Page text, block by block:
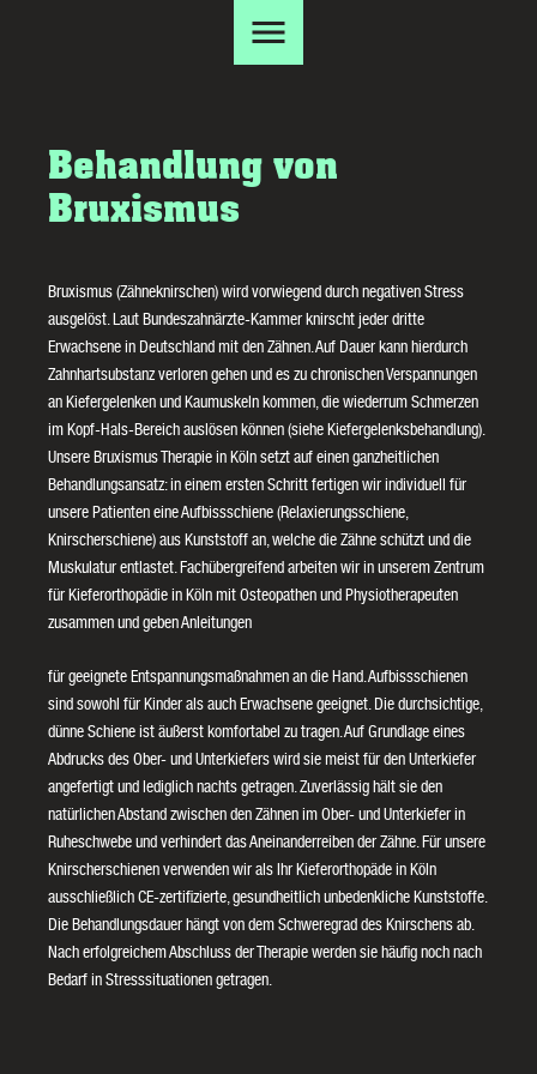
Behandlung von
Bruxismus
Bruxismus (Zähneknirschen) wird vorwiegend durch negativen Stress
ausgelöst. Laut Bundeszahnärzte-Kammer knirscht jeder dritte
Erwachsene in Deutschland mit den Zähnen. Auf Dauer kann hierdurch
Zahnhartsubstanz verloren gehen und es zu chronischen Verspannungen
an Kiefergelenken und Kaumuskeln kommen, die wiederrum Schmerzen
im Kopf-Hals-Bereich auslösen können (sieheKiefergelenksbehandlung).
Unsere Bruxismus Therapie in Köln setzt auf einen ganzheitlichen
Behandlungsansatz: in einem ersten Schritt fertigen wir individuell für
unsere Patienten eine Aufbissschiene (Relaxierungsschiene,
Knirscherschiene) aus Kunststoff an, welche die Zähne schützt und die
Muskulatur entlastet. Fachübergreifend arbeiten wir in unserem Zentrum
für Kieferorthopädie in Köln mit Osteopathen und Physiotherapeuten
zusammen und geben Anleitungen
für geeignete Entspannungsmaßnahmen an die Hand. Aufbissschienen
sind sowohl für Kinder als auch Erwachsene geeignet. Die durchsichtige,
dünne Schiene ist äußerst komfortabel zu tragen. Auf Grundlage eines
Abdrucks des Ober- und Unterkiefers wird sie meist für den Unterkiefer
angefertigt und lediglich nachts getragen. Zuverlässig hält sie den
natürlichen Abstand zwischen den Zähnen im Ober- und Unterkiefer in
Ruheschwebe und verhindert das Aneinanderreiben der Zähne. Für unsere
Knirscherschienen verwenden wir als Ihr Kieferorthopäde in Köln
ausschließlich CE-zertifizierte, gesundheitlich unbedenkliche Kunststoffe.
Die Behandlungsdauer hängt von dem Schweregrad des Knirschens ab.
Nach erfolgreichem Abschluss der Therapie werden sie häufig noch nach
Bedarf in Stresssituationen getragen.